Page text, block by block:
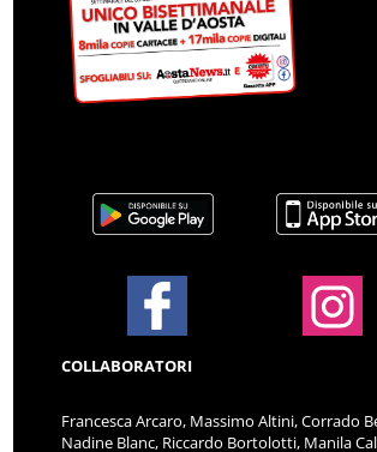
COLLABORATORI
Francesca Arcaro, Massimo Altini, Corrado
Nadine Blanc, Riccardo Bortolotti, Manila